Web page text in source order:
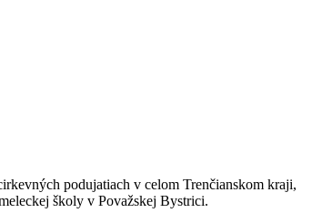
podujatiach v celom Trenčianskom kraji,
školy v Považskej Bystrici.